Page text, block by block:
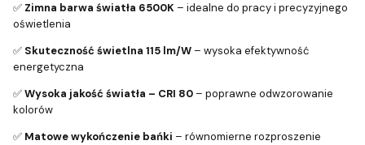
✅ Zimna barwa światła 6500K – idealne do pracy i precyzyjnego
oświetlenia
✅ Skuteczność świetlna 115 lm/W – wysoka efektywność
energetyczna
✅Wysoka jakość światła – CRI 80 – poprawne odwzorowanie
kolorów
✅ Matowe wykończenie bańki – równomierne rozproszenie